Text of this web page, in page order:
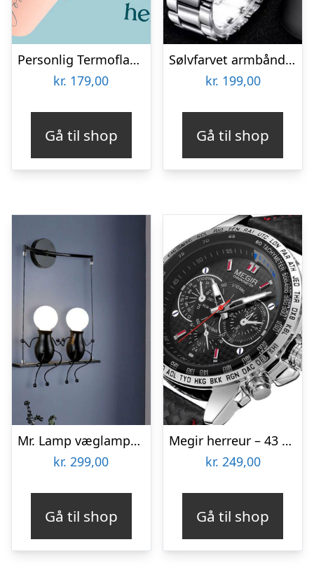
Personlig Termoflaske med Sugrør & Tekst – 600 ml
kr. 179,00
Gå til shop
Sølvfarvet armbåndsur
kr. 199,00
Gå til shop
Mr. Lamp væglampe – to på en gynge
kr. 299,00
Gå til shop
Megir herreur – 43 mm
kr. 249,00
Gå til shop